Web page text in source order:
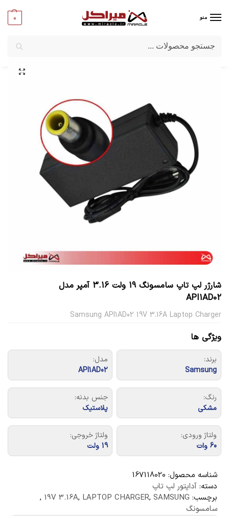
منو 0
میراکل/لپ تاپ/قطعات لپ تاپ
شارژر لپ تاپ سامسونگ 19 ولت 3.16 آمپر مدل
API1AD02
Samsung API1AD02 19V 3.16A Laptop Charger
ویژگی ها
برند:
Samsung
مدل:
API1AD02
رنگ:
مشکی
جنس بدنه:
پلاستیک
ولتاژ ورودی:
60 وات
ولتاژ خروجی:
19 ولت
شناسه محصول: 167118020
دسته: آداپتور لپ تاپ
برچسب:
19V 3.16A, LAPTOP CHARGER, SAMSUNG
,
سامسونگ